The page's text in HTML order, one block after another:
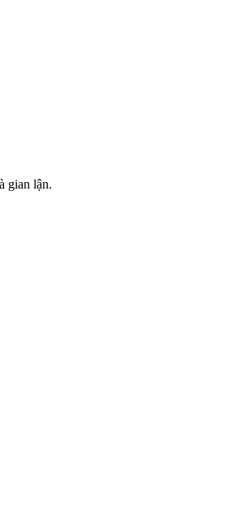
gian lận.